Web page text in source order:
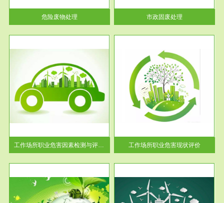
危险废物处理
理处...
市政固废处理
工作场所职业危害因素检测与评价...
服务范围
工作场所职业危害现状评价
【现状评价意义】：具体因素---
-通过质谱分析等多种手段明确
工作场...
工作场所职业危害现状评价
服务范围